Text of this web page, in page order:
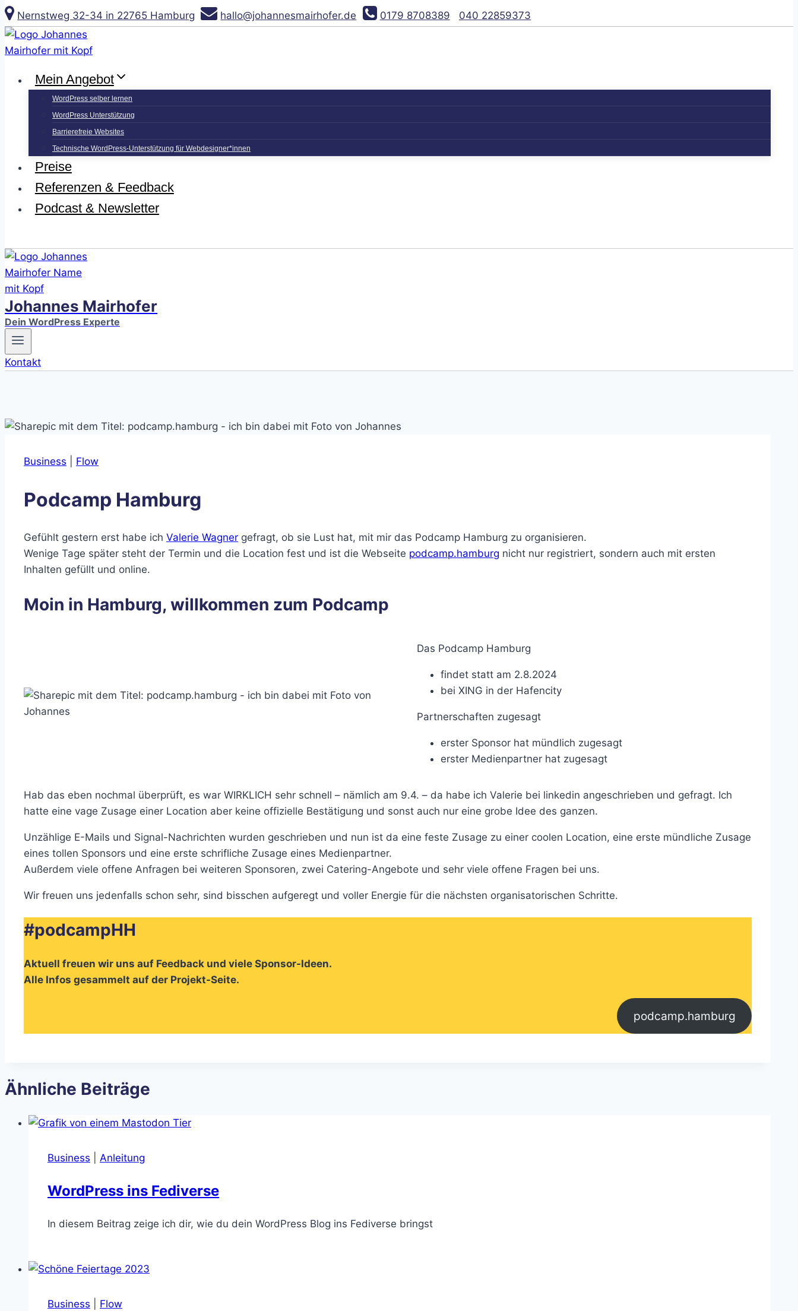
Zum
Inhalt
springen
Nernstweg 32-34 in 22765 Hamburg hallo@johannesmairhofer.de 0179 8708389 040 22859373
Mein Angebot
WordPress selber lernen
WordPress Unterstützung
Barrierefreie Websites
Technische WordPress-Unterstützung für Webdesigner*innen
Preise
Referenzen & Feedback
Podcast & Newsletter
Johannes Mairhofer
Dein WordPress Experte
Kontakt
Business Flow
Podcamp Hamburg
Gefühlt gestern erst habe ich Valerie Wagner gefragt, ob sie Lust hat, mit mir das Podcamp Hamburg zu organisieren.
Wenige Tage später steht der Termin und die Location fest und ist die Webseite podcamp.hamburg nicht nur registriert, sondern auch mit ersten
Inhalten gefüllt und online.
Moin in Hamburg, willkommen zum Podcamp
Das Podcamp Hamburg
findet statt am 2.8.2024
bei XING in der Hafencity
Partnerschaften zugesagt
erster Sponsor hat mündlich zugesagt
erster Medienpartner hat zugesagt
Hab das eben nochmal überprüft, es war WIRKLICH sehr schnell – nämlich am 9.4. – da habe ich Valerie bei linkedin angeschrieben und gefragt. Ich
hatte eine vage Zusage einer Location aber keine offizielle Bestätigung und sonst auch nur eine grobe Idee des ganzen.
Unzählige E-Mails und Signal-Nachrichten wurden geschrieben und nun ist da eine feste Zusage zu einer coolen Location, eine erste mündliche Zusage
eines tollen Sponsors und eine erste schrifliche Zusage eines Medienpartner.
Außerdem viele offene Anfragen bei weiteren Sponsoren, zwei Catering-Angebote und sehr viele offene Fragen bei uns.
Wir freuen uns jedenfalls schon sehr, sind bisschen aufgeregt und voller Energie für die nächsten organisatorischen Schritte.
#podcampHH
Aktuell freuen wir uns auf Feedback und viele Sponsor-Ideen.
Alle Infos gesammelt auf der Projekt-Seite.
podcamp.hamburg
Ähnliche Beiträge
Business Anleitung
WordPress ins Fediverse
In diesem Beitrag zeige ich dir, wie du dein WordPress Blog ins Fediverse bringst
Business Flow